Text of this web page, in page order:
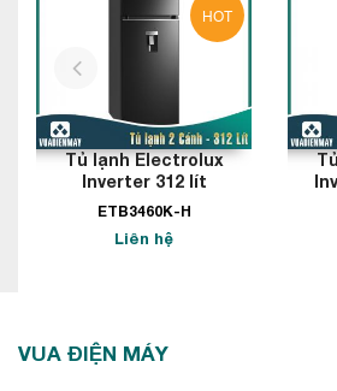
mùi hôi gây khó chịu.
Tiết kiệm điện với NutriFresh Inverter
Công nghệ tiết kiệm điện
Inverter của Tủ lạnh
335L EBB3702K-H
Công nghệ tiết kiệm điện NutriFresh
luôn trong trái thái vận hành êm ái,
HOT
Tủ lạnh Electrolux
Inverter 312 lít
ETB3460K-H
Liên hệ
VUA ĐIỆN MÁY